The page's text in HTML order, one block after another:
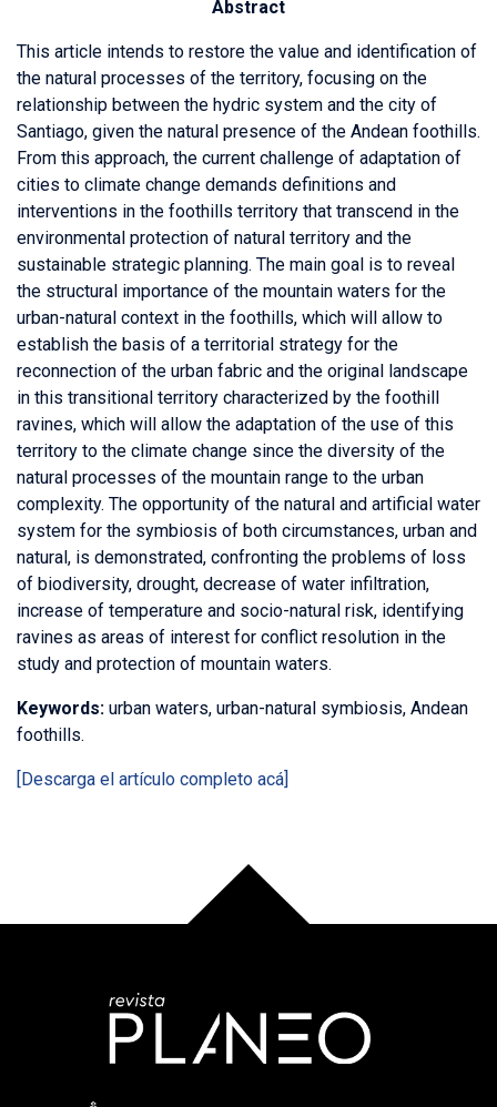
Abstract
This article intends to restore the value and identification of
the natural processes of the territory, focusing on the
relationship between the hydric system and the city of
Santiago, given the natural presence of the Andean foothills.
From this approach, the current challenge of adaptation of
cities to climate change demands definitions and
interventions in the foothills territory that transcend in the
environmental protection of natural territory and the
sustainable strategic planning. The main goal is to reveal
the structural importance of the mountain waters for the
urban-natural context in the foothills, which will allow to
establish the basis of a territorial strategy for the
reconnection of the urban fabric and the original landscape
in this transitional territory characterized by the foothill
ravines, which will allow the adaptation of the use of this
territory to the climate change since the diversity of the
natural processes of the mountain range to the urban
complexity. The opportunity of the natural and artificial water
system for the symbiosis of both circumstances, urban and
natural, is demonstrated, confronting the problems of loss
of biodiversity, drought, decrease of water infiltration,
increase of temperature and socio-natural risk, identifying
ravines as areas of interest for conflict resolution in the
study and protection of mountain waters.
Keywords: urban waters, urban-natural symbiosis, Andean
foothills.
[Descarga el artículo completo acá]